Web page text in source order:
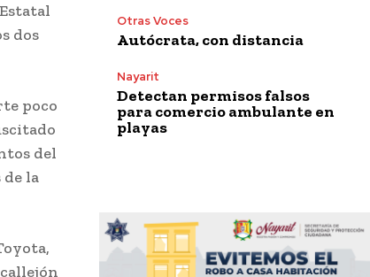
dos
poco
del
la
Otras Voces
Autócrata, con distancia
Nayarit
Detectan permisos falsos
para comercio ambulante en
playas